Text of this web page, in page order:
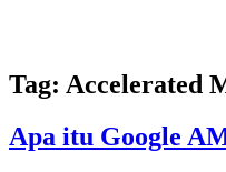
Tag: Accelerated
Apa itu Google